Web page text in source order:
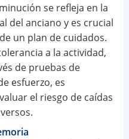
se refleja en la
del anciano y es crucial
un plan de cuidados.
a la actividad,
de pruebas de
esfuerzo, es
el riesgo de caídas